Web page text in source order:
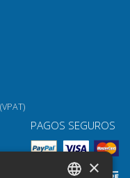
PAGOS SEGUROS
×